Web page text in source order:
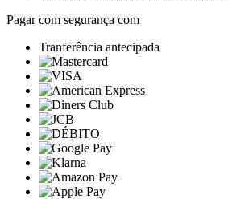
Pagar com segurança com
Tranferência antecipada